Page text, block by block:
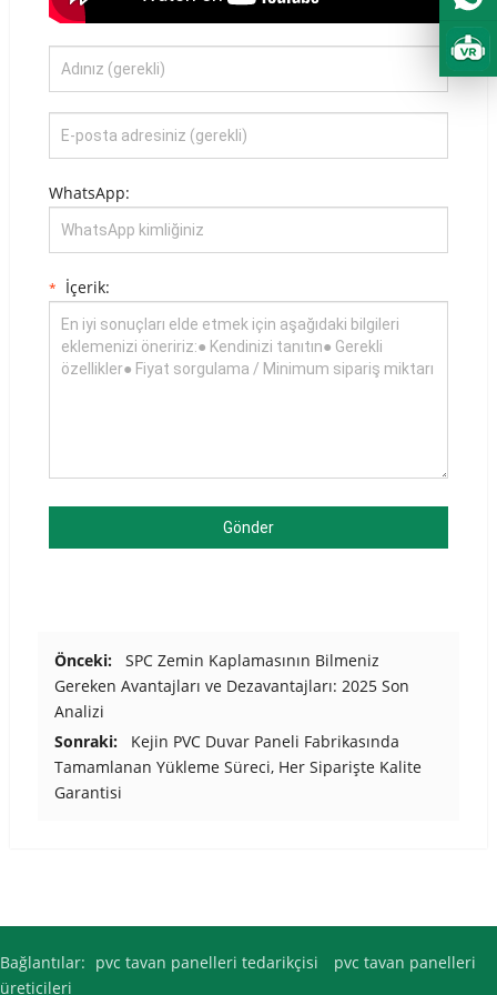
WhatsApp:
* İçerik:
Gönder
Önceki:
SPC Zemin Kaplamasının Bilmeniz
Gereken Avantajları ve Dezavantajları: 2025 Son
Analizi
Sonraki:
Kejin PVC Duvar Paneli Fabrikasında
Tamamlanan Yükleme Süreci, Her Siparişte Kalite
Garantisi
Bağlantılar: pvc tavan panelleri tedarikçisi
pvc tavan panelleri
üreticileri
German
Japanese
Romanian